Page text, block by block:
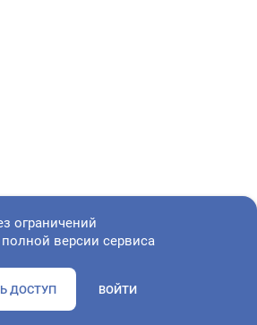
компании
ограничений
версии сервиса
ДОСТУП ВОЙТИ